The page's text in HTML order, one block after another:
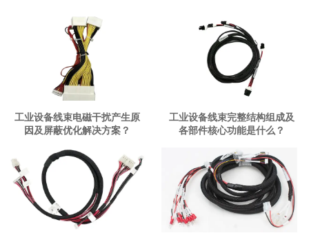
工业设备线束电磁干扰产生原
因及屏蔽优化解决方案？
工业设备线束完整结构组成及
各部件核心功能是什么？